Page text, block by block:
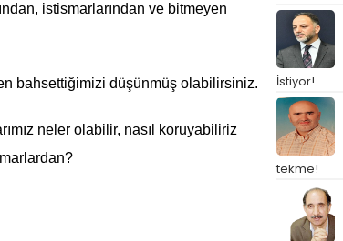
istismarlarından ve bitmeyen
bahsettiğimizi düşünmüş olabilirsiniz.
neler olabilir, nasıl koruyabiliriz
İstiyor!
tekme!